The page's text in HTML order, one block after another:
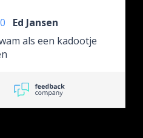
Ed Jansen
als een kadootje